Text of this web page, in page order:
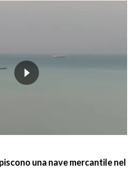
una nave mercantile nel